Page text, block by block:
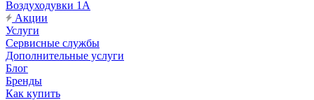
Воздуходувки 1А
Акции
Услуги
Сервисные службы
Дополнительные услуги
Блог
Бренды
Как купить